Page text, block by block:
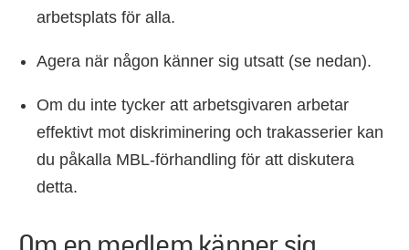
arbetsplats för alla.
Agera när någon känner sig utsatt (se nedan).
Om du inte tycker att arbetsgivaren arbetar
effektivt mot diskriminering och trakasserier kan
du påkalla MBL-förhandling för att diskutera
detta.